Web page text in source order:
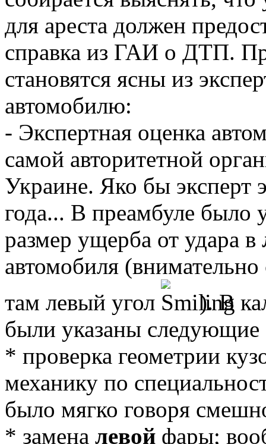
для ареста должен
справка из ГАИ о ДТП.
становятся ясны из
автомобилю:
- Экспертная оценка
самой авторитетной
Украине. Яко бы эксперт
года... В преамбуле было
размер ущерба от удара в
автомобиля
там левый угол
). В
были указаны
* проверка геометрии
механику по
было мягко говоря
* замена левой фары;